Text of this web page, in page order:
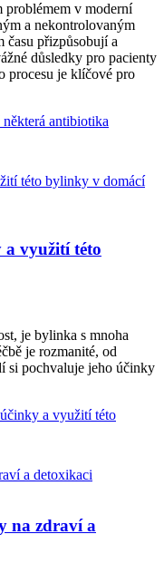
problémem v moderní
a nekontrolovaným
času přizpůsobují a
důsledky pro pacienty
procesu je klíčové pro
antibiotika
a využití této
je bylinka s mnoha
je rozmanité, od
si pochvaluje jeho účinky
a využití této
na zdraví a